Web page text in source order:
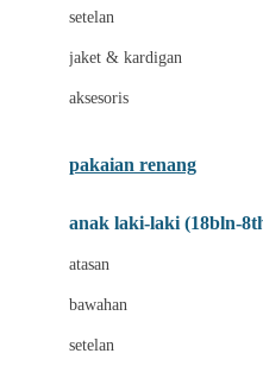
Buds Organics
Bugaboo
C
setelan
jaket & kardigan
aksesoris
pakaian renang
anak laki-laki (18bln-
atasan
bawahan
setelan